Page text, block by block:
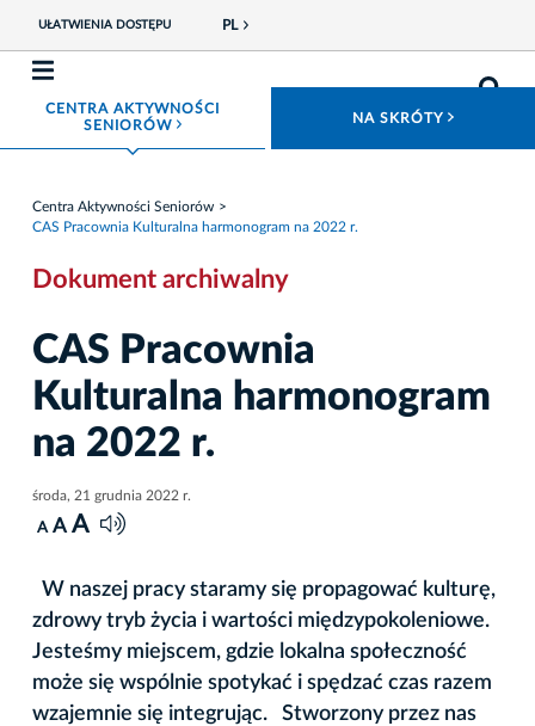
UŁATWIENIA DOSTĘPU PL
CENTRA AKTYWNOŚCI
SENIORÓWROZWIŃ MENU NA SKRÓTY
Centra Aktywności Seniorów
CAS Pracownia Kulturalna harmonogram na 2022 r.
Dokument archiwalny
CAS Pracownia
Kulturalna harmonogram
na 2022 r.
środa, 21 grudnia 2022 r.
A A A
W naszej pracy staramy się propagować kulturę,
zdrowy tryb życia i wartości międzypokoleniowe.
Jesteśmy miejscem, gdzie lokalna społeczność
może się wspólnie spotykać i spędzać czas razem
wzajemnie się integrując. Stworzony przez nas